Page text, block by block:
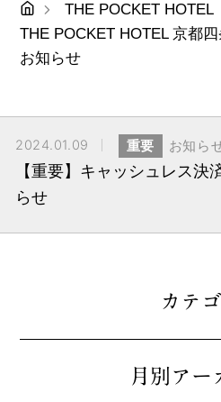
THE POCKET HOTEL
THE POCKET HOTEL 京都四
お知らせ
2024.01.09 重要 お知ら
【重要】キャッシュレス決
らせ
カテ
月別アー